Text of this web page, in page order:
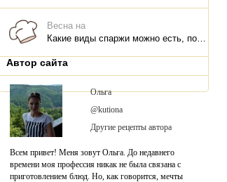
Весна на
Какие виды спаржи можно есть, польза для организма, что и как приготовить
Автор сайта
Ольга
@kutiona
Другие рецепты автора
Всем привет! Меня зовут Ольга. До недавнего
времени моя профессия никак не была связана с
приготовлением блюд. Но, как говорится, мечты